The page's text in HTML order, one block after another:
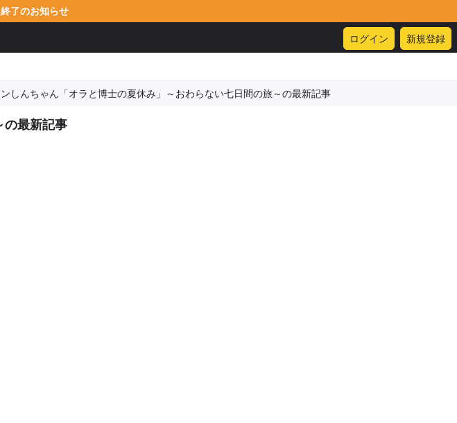
了のお知らせ
ログイン 新規登録
しんちゃん「オラと博士の夏休み」～おわらない七日間の旅～の最新記事
の最新記事